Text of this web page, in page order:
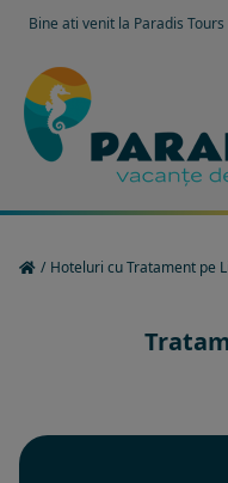
Bine ati venit la Paradis Tours
/ Hoteluri cu Tratament pe